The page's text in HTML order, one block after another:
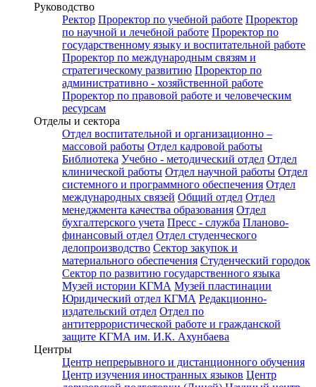
Руководство
Ректор Проректор по учебной работе Проректор
по научной и лечебной работе Проректор по
государственному языку и воспитательной работе
Проректор по международным связям и
стратегическому развитию Проректор по
административно - хозяйственной работе
Проректор по правовой работе и человеческим
ресурсам
Отделы и сектора
Отдел воспитательной и организационно –
массовой работы Отдел кадровой работы
Библиотека Учебно - методический отдел Отдел
клинической работы Отдел научной работы Отдел
системного и программного обеспечения Отдел
международных связей Общий отдел Отдел
менеджмента качества образования Отдел
бухгалтерского учета Пресс - служба Планово-
финансовый отдел Отдел студенческого
делопроизводство Сектор закупок и
материального обеспечения Студенческий городок
Сектор по развитию государственного языка
Музей истории КГМА Музей пластинации
Юридический отдел КГМА Редакционно-
издательский отдел Отдел по
антитеррористической работе и гражданской
защите КГМА им. И.К. Ахунбаева
Центры
Центр непрерывного и дистанционного обучения
Центр изучения иностранных языков Центр